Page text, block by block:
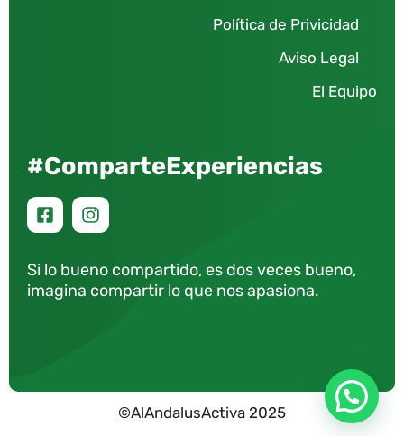
Política de Privicidad
Aviso Legal
El Equipo
#ComparteExperiencias
Si lo bueno compartido, es dos veces bueno,
imagina compartir lo que nos apasiona.
©AlAndalusActiva 2025